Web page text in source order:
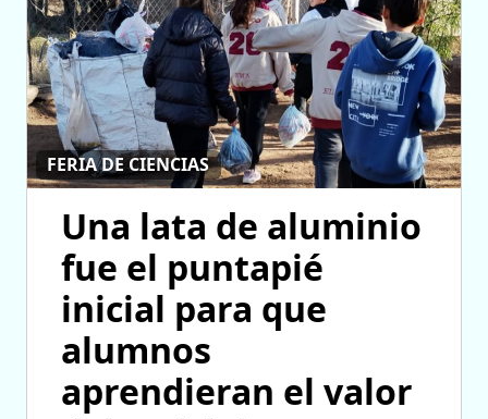
FERIA DE CIENCIAS
Una lata de aluminio
fue el puntapié
inicial para que
alumnos
aprendieran el valor